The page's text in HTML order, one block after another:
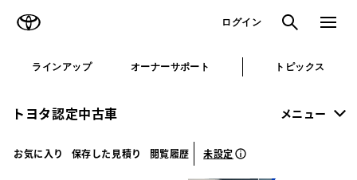
ログイン 検索 メニュ
ラインアップ オーナーサポート トピックス
トヨタ認定中古車 メニュー
お気に入り 保存した見積り 閲覧履歴 未設定